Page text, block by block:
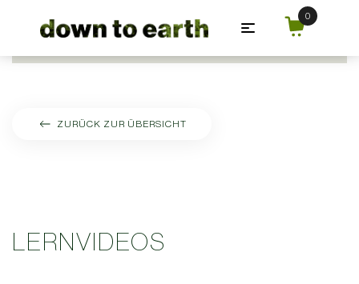
Zum Hauptinhalt springen
ZURÜCK ZUR ÜBERSICHT
LERNVIDEOS